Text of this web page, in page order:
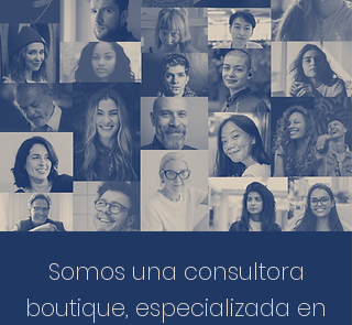
Somos una consultora
boutique, especializada en